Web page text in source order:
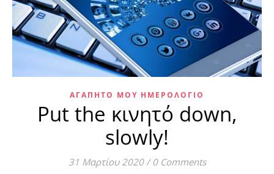
ΑΓΑΠΗΤΌ ΜΟΥ ΗΜΕΡΟΛΌΓΙΟ
Put the κινητό down,
slowly!
31 Μαρτίου 2020 / 0 Comments